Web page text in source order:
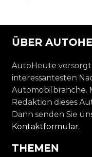
ÜBER
AutoHeute
interessantesten
Automobilbranche.
Redaktion dieses
Dann senden Sie
Kontaktformular.
THEMEN